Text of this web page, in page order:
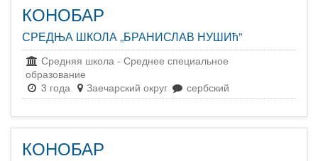
КОНОБАР
СРЕДЊА ШКОЛА „БРАНИСЛАВ НУШИћ”
Средняя школа - Среднее специальное
образование
3 года
Заечарский округ сербский
КОНОБАР